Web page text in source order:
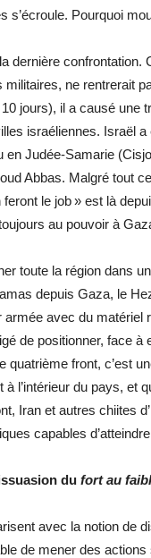
s’écroule. Pourquoi
dernière confrontation.
militaires, ne rentrerait
jours), il a causé une
israéliennes. Israël
Judée-Samarie
Abbas. Malgré tout
feront le job » est là
au pouvoir à
toute la région dans
depuis Gaza, le
armée avec du
de positionner, face
quatrième front, c’est
l’intérieur du pays, et
Iran et autres chiites
capables
du fort au
avec la notion de
de mener des